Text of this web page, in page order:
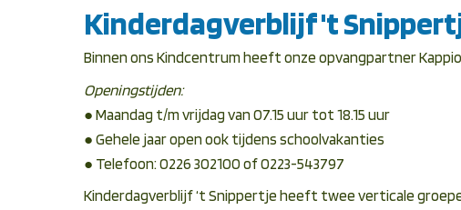
Kinderdagverblijf 't
Binnen ons Kindcentrum heeft onze opvangpartner
Openingstijden:
● Maandag t/m vrijdag van 07.15 uur tot 18.15 uur
● Gehele jaar open ook tijdens schoolvakanties
● Telefoon: 0226 302100 of 0223-543797
Kinderdagverblijf ‘t Snippertje heeft twee verticale